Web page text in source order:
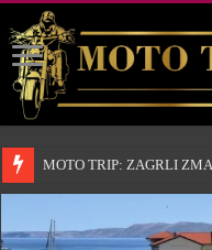
MOTO TRIP: ZAGRLI